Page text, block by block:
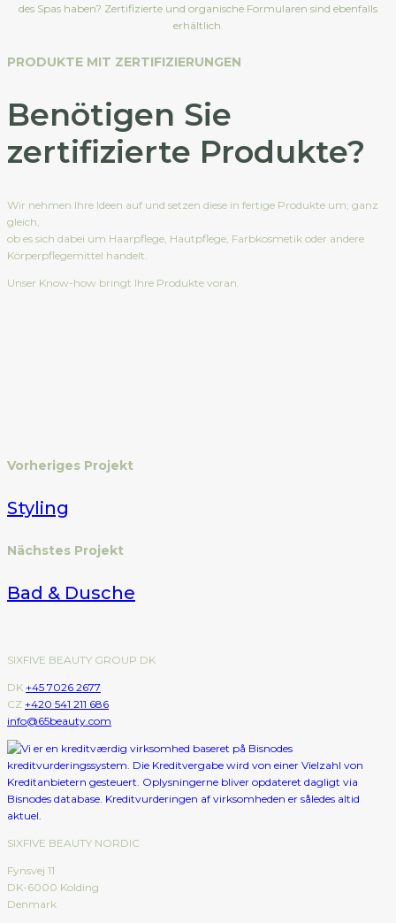
des Spas haben? Zertifizierte und organische Formularen sind ebenfalls
erhältlich.
PRODUKTE MIT ZERTIFIZIERUNGEN
Benötigen Sie
zertifizierte Produkte?
Wir nehmen Ihre Ideen auf und setzen diese in fertige Produkte um; ganz
gleich,
ob es sich dabei um Haarpflege, Hautpflege, Farbkosmetik oder andere
Körperpflegemittel handelt.
Unser Know-how bringt Ihre Produkte voran.
Vorheriges Projekt
Styling
Nächstes Projekt
Bad & Dusche
SIXFIVE BEAUTY GROUP DK
DK +45 7026 2677
CZ +420 541 211 686
info@65beauty.com
SIXFIVE BEAUTY NORDIC
Fynsvej 11
DK-6000 Kolding
Denmark